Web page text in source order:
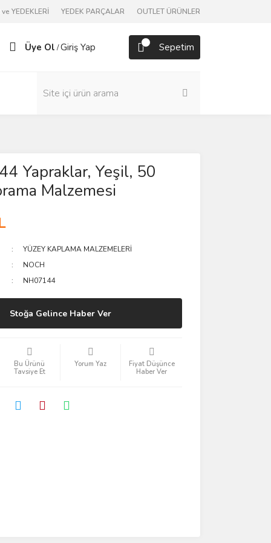
YEDEKLERİ YEDEK PARÇALAR OUTLET ÜRÜNLER
Üye Ol /Giriş Yap Sepetim
Yapraklar, Yeşil, 50
Malzemesi
YÜZEY KAPLAMA MALZEMELERİ
NOCH
NH07144
Stoğa Gelince Haber Ver
Bu Ürünü
Tavsiye Et
Yorum Yaz
Fiyat Düşünce
Haber Ver